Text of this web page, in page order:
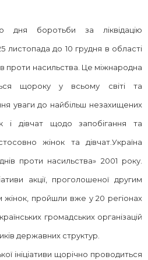
дня боротьби за ліквідацію
листопада до 10 грудня в області
проти насильства. Це міжнародна
щороку у всьому світі та
уваги до найбільш незахищених
і дівчат щодо запобігання та
жінок та дівчат.Україна
проти насильства» 2001 року.
акції, проголошеної другим
жінок, пройшли вже у 20 регіонах
громадських організацій
державних структур.
ініціативи щорічно проводиться